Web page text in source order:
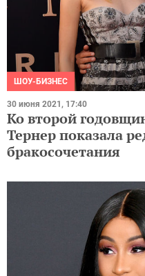
ШОУ-БИЗНЕС
30 июня 2021, 17:40
Ко второй
Тернер показала
бракосочетания